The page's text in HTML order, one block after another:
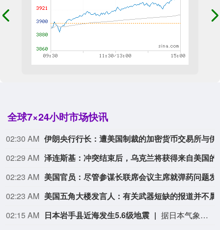
全球7×24小时市场快讯
02:30 AM
02:29 AM
02:23 AM
02:23 AM
02:15 AM 日本岩手县近海发生5.6级地震 据日本气象厅消息，日本岩手县近海9日凌晨发生5.6级地震。日本气象厅说，地震发生于当地时间9日2时58分（北京时间9日1时58分）左右，震中位于北纬40.1度、东经142.4度，震源深度约40公里。日本气象厅说，目前无需担心发生海啸灾害。（新华社）